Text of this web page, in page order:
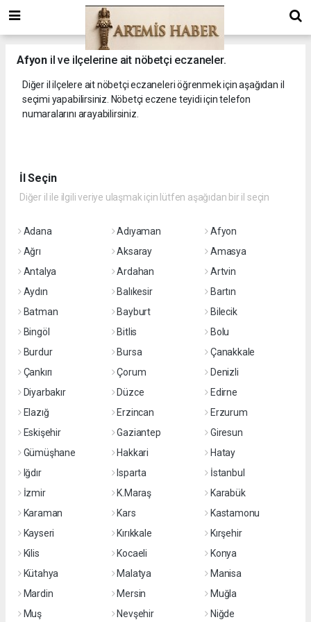
Afyon il ve ilçelerine ait nöbetçi eczaneler.
Diğer il ilçelere ait nöbetçi eczaneleri öğrenmek için aşağıdan il
seçimi yapabilirsiniz. Nöbetçi eczene teyidi için telefon
numaralarını arayabilirsiniz.
İl Seçin
Diğer il ile ilgili veriye ulaşmak için lütfen aşağıdan bir il seçin
Adana Adıyaman
Afyon
Ağrı
Aksaray
Amasya
Antalya
Ardahan
Artvin
Aydın
Balıkesir
Bartın
Batman
Bayburt
Bilecik
Bingöl
Bitlis
Bolu
Burdur
Bursa
Çanakkale
Çankırı
Çorum
Denizli
Diyarbakır
Düzce
Edirne
Elazığ
Erzincan
Erzurum
Eskişehir
Gaziantep
Giresun
Gümüşhane
Hakkari
Hatay
Iğdır
Isparta
İstanbul
İzmir
K.Maraş
Karabük
Karaman
Kars
Kastamonu
Kayseri
Kırıkkale
Kırşehir
Kilis
Kocaeli
Konya
Kütahya
Malatya
Manisa
Mardin
Mersin
Muğla
Muş
Nevşehir Niğde